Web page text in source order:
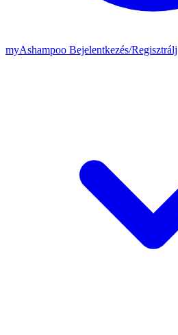
myAshampoo Bejelentkezés/Regisztrálj